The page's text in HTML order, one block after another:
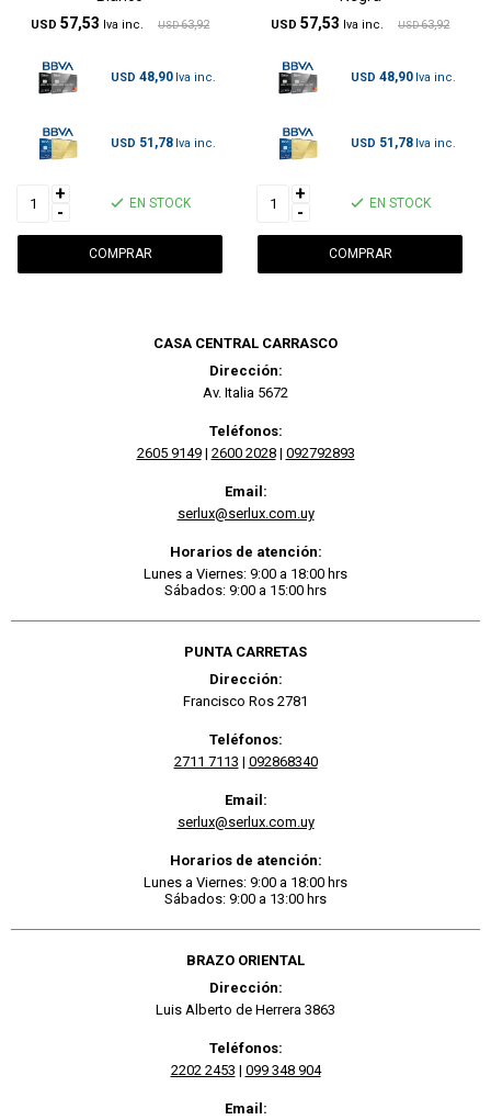
USD 57,53 USD 63,92
USD 48,90
USD 51,78
+
-
EN STOCK
USD 57,53 USD 63,92
USD 48,90
USD 51,78
+
-
EN STOCK
CASA CENTRAL CARRASCO
Dirección:
Av. Italia 5672
Teléfonos:
2605 9149| 2600 2028| 092792893
Email:
serlux@serlux.com.uy
Horarios de atención:
Lunes a Viernes: 9:00 a 18:00 hrs
Sábados: 9:00 a 15:00 hrs
PUNTA CARRETAS
Dirección:
Francisco Ros 2781
Teléfonos:
2711 7113 | 092868340
Email:
serlux@serlux.com.uy
Horarios de atención:
Lunes a Viernes: 9:00 a 18:00 hrs
Sábados: 9:00 a 13:00 hrs
BRAZO ORIENTAL
Dirección:
Luis Alberto de Herrera 3863
Teléfonos:
2202 2453 | 099 348 904
Email: